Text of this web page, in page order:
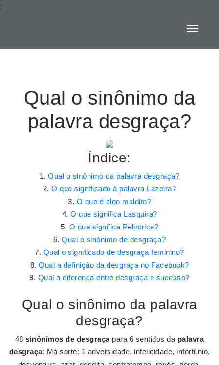
:
Qual o sinônimo da
palavra desgraça?
Índice:
Qual o sinônimo da palavra desgraça?
O que significado à palavra Lazeira?
O que é algo maldito?
O que significa Lasquira?
O que significa Pelintrice?
Qual o sinônimo de desgraça?
Qual o significado de desgraça feminino?
Qual a definição da desgraça no Facebook?
Qual a diferença entre desgraça e sucesso?
Qual o sinônimo da palavra
desgraça?
48sinônimos de desgraçapara 6 sentidos da palavra
desgraça: Má sorte: 1 adversidade, infelicidade, infortúnio,